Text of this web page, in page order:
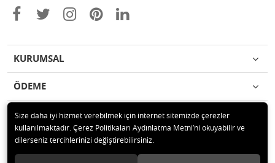
KURUMSAL
ÖDEME
İLETİŞİM
© 2020 Çağrı Medikal Tekerlekli Sandalye Mağazası Tüm hakları saklıdır.
Size daha iyi hizmet verebilmek için internet sitemizde çerezler
kullanılmaktadır. Çerez Politikaları Aydınlatma Metni’ni okuyabilir ve
dilerseniz tercihlerinizi değiştirebilirsiniz.